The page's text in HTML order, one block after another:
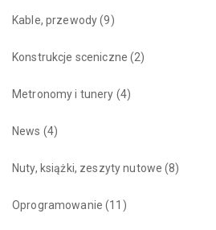
Kable, przewody(9)
Konstrukcje sceniczne (2)
Metronomy i tunery (4)
News (4)
Nuty, książki, zeszyty nutowe (8)
Oprogramowanie (11)